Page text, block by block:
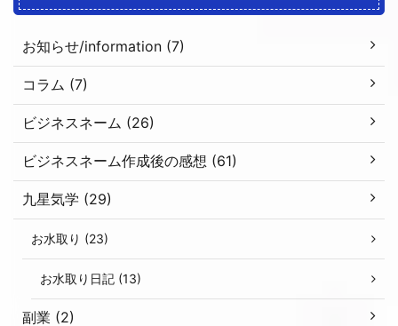
お知らせ/information (7)
コラム (7)
ビジネスネーム (26)
ビジネスネーム作成後の感想 (61)
九星気学 (29)
お水取り (23)
お水取り日記 (13)
副業 (2)